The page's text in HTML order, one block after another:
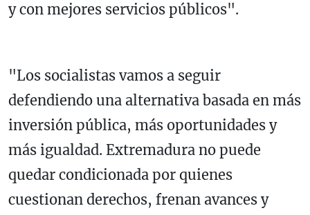
y con mejores servicios públicos".
"Los socialistas vamos a seguir
defendiendo una alternativa basada en más
inversión pública, más oportunidades y
más igualdad. Extremadura no puede
quedar condicionada por quienes
cuestionan derechos, frenan avances y